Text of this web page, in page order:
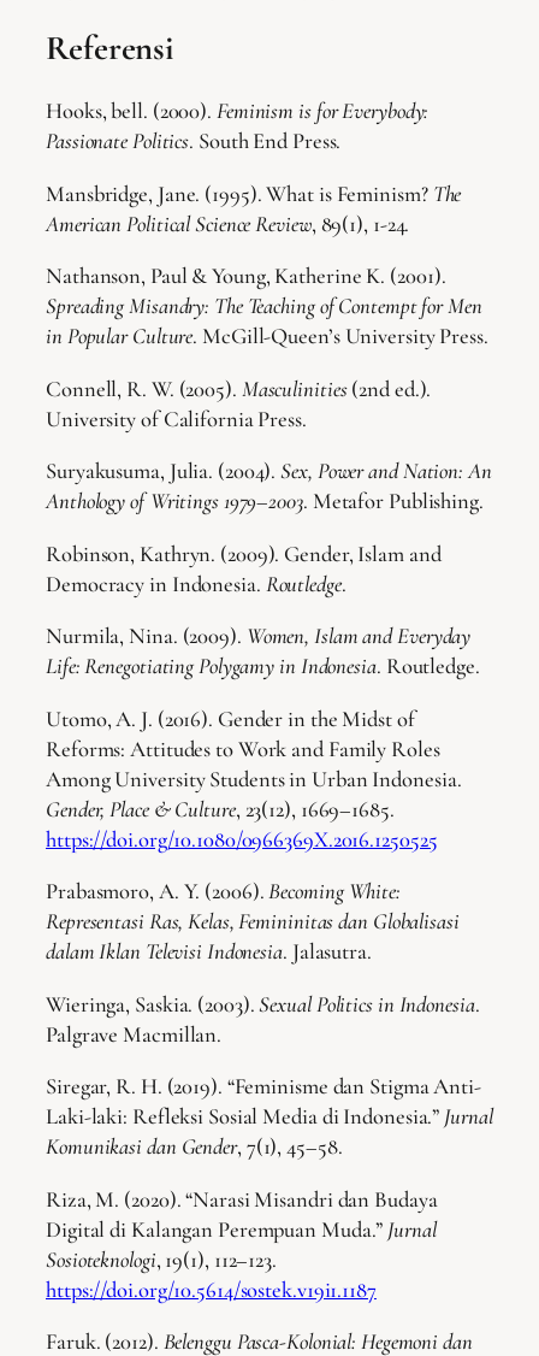
Referensi
Hooks, bell. (2000). Feminism is for Everybody:
Passionate Politics. South End Press.
Mansbridge, Jane. (1995). What is Feminism? The
American Political Science Review, 89(1), 1-24.
Nathanson, Paul & Young, Katherine K. (2001).
Spreading Misandry: The Teaching of Contempt for Men
in Popular Culture. McGill-Queen’s University Press.
Connell, R. W. (2005). Masculinities(2nd ed.).
University of California Press.
Suryakusuma, Julia. (2004).Sex, Power and Nation: An
Anthology of Writings 1979–2003. Metafor Publishing.
Robinson, Kathryn. (2009). Gender, Islam and
Democracy in Indonesia. Routledge.
Nurmila, Nina. (2009). Women, Islam and Everyday
Life: Renegotiating Polygamy in Indonesia. Routledge.
Utomo, A. J. (2016). Gender in the Midst of
Reforms: Attitudes to Work and Family Roles
Among University Students in Urban Indonesia.
Gender, Place & Culture, 23(12), 1669–1685.
https://doi.org/10.1080/0966369X.2016.1250525
Prabasmoro, A. Y. (2006).Becoming White:
Representasi Ras, Kelas, Femininitas dan Globalisasi
dalam Iklan Televisi Indonesia. Jalasutra.
Wieringa, Saskia. (2003).Sexual Politics in Indonesia.
Palgrave Macmillan.
Siregar, R. H. (2019). “Feminisme dan Stigma Anti-
Laki-laki: Refleksi Sosial Media di Indonesia.” Jurnal
Komunikasi dan Gender, 7(1), 45–58.
Riza, M. (2020). “Narasi Misandri dan Budaya
Digital di Kalangan Perempuan Muda.” Jurnal
Sosioteknologi, 19(1), 112–123.
https://doi.org/10.5614/sostek.v19i1.1187
Faruk. (2012). Belenggu Pasca-Kolonial: Hegemoni dan